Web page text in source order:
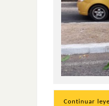
Continuar